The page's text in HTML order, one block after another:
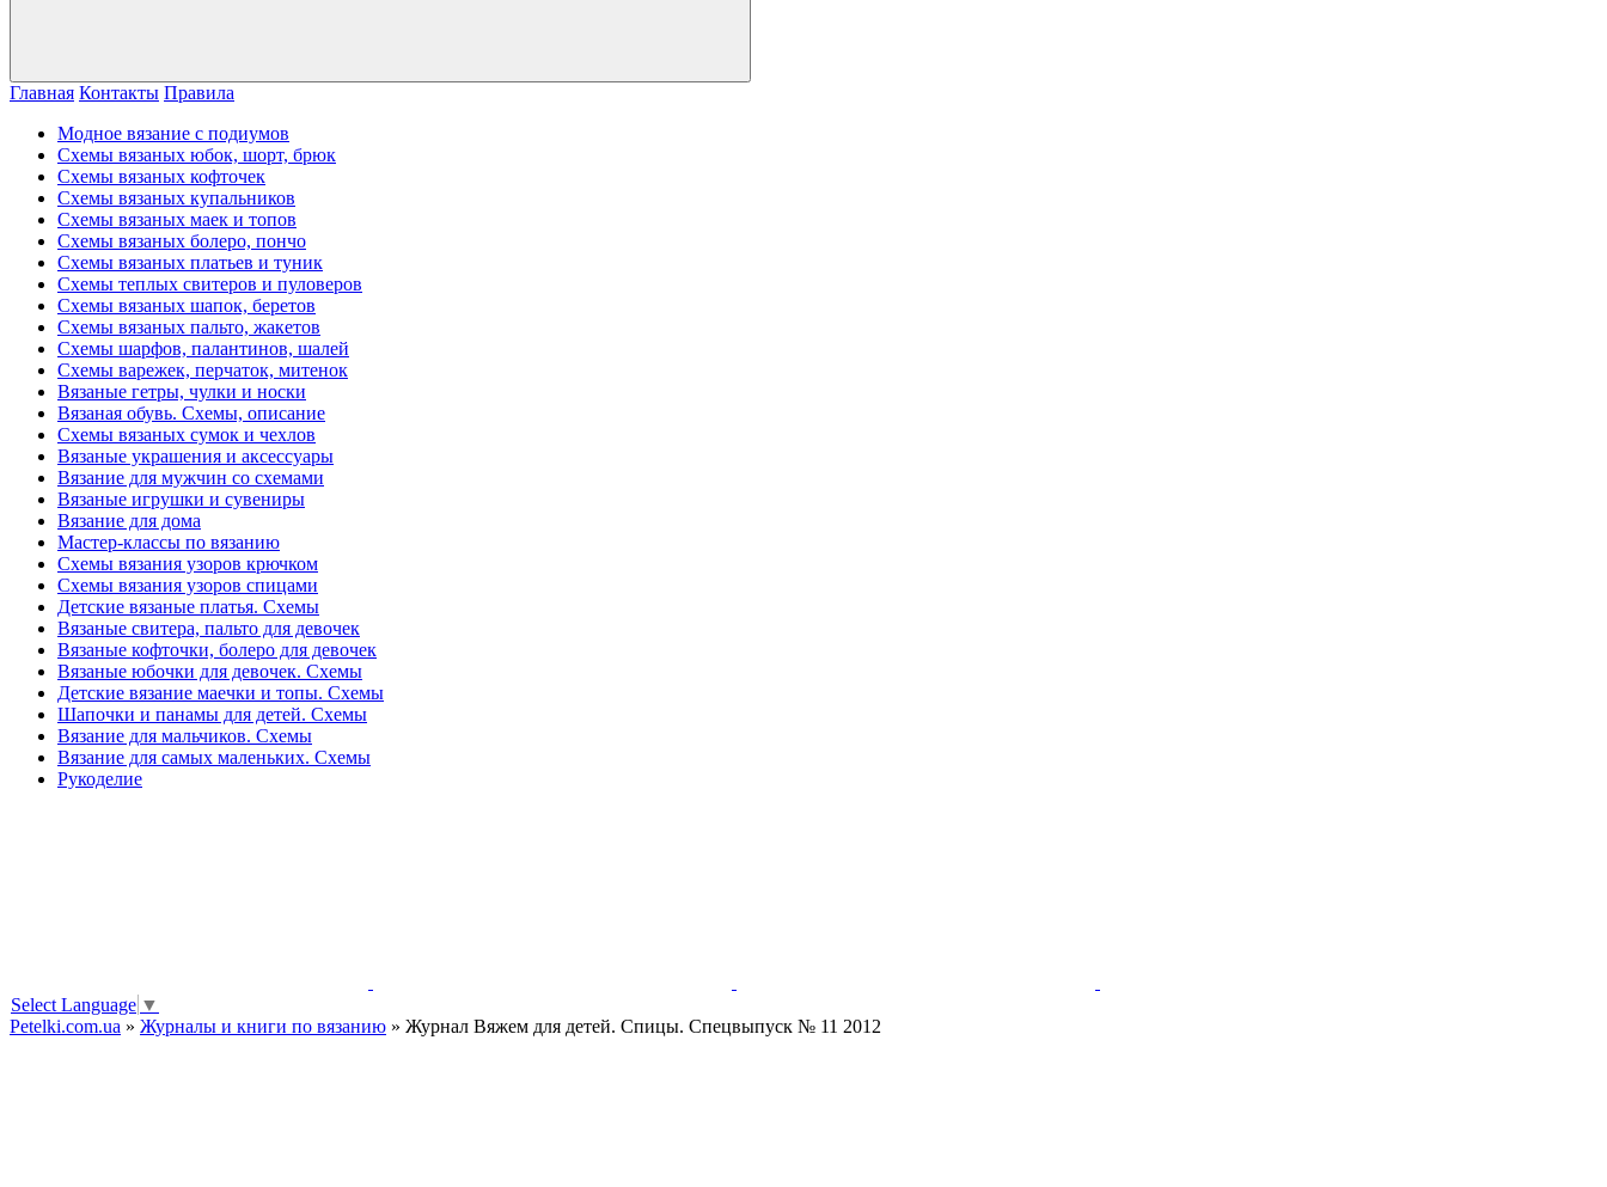
Главная Контакты Правила
Модное вязание с подиумов
Схемы вязаных юбок, шорт, брюк
Схемы вязаных кофточек
Схемы вязаных купальников
Схемы вязаных маек и топов
Схемы вязаных болеро, пончо
Схемы вязаных платьев и туник
Схемы теплых свитеров и пуловеров
Схемы вязаных шапок, беретов
Схемы вязаных пальто, жакетов
Схемы шарфов, палантинов, шалей
Схемы варежек, перчаток, митенок
Вязаные гетры, чулки и носки
Вязаная обувь. Схемы, описание
Схемы вязаных сумок и чехлов
Вязаные украшения и аксессуары
Вязание для мужчин со схемами
Вязаные игрушки и сувениры
Вязание для дома
Мастер-классы по вязанию
Схемы вязания узоров крючком
Схемы вязания узоров спицами
Детские вязаные платья. Схемы
Вязаные свитера, пальто для девочек
Вязаные кофточки, болеро для девочек
Вязаные юбочки для девочек. Схемы
Детские вязание маечки и топы. Схемы
Шапочки и панамы для детей. Схемы
Вязание для мальчиков. Схемы
Вязание для самых маленьких. Схемы
Рукоделие
Select Language ▼
Petelki.com.ua » Журналы и книги по вязанию » Журнал Вяжем для детей. Спицы. Спецвыпуск № 11 2012